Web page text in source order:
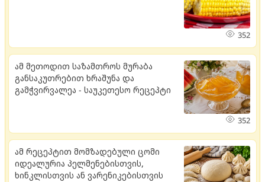
352
ამ მეთოდით საზამთროს მურაბა
განსაკუთრებით ხრაშუნა და
გამჭვირვალეა - საუკეთესო რეცეპტი
352
ამ რეცეპტით მომზადებული ცომი
იდეალურია პელმენებისთვის,
ხინკლისთვის ან ვარენიკებისთვის